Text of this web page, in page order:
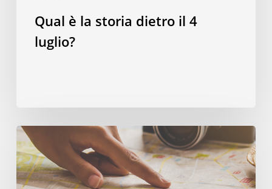
Qual è la storia dietro il 4
luglio?
Spendere
in
modo
smart: